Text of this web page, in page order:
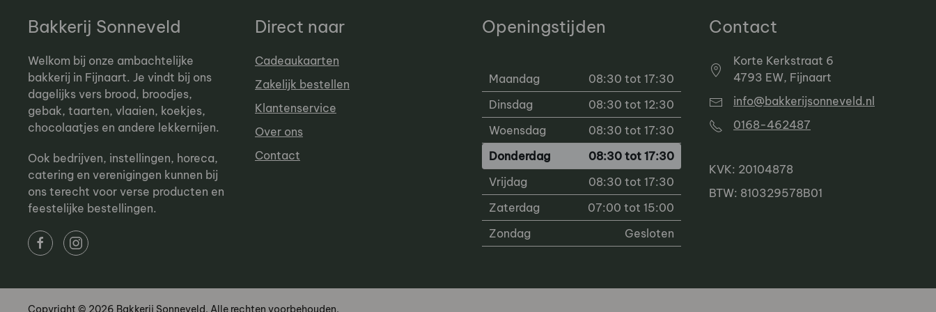
Bakkerij Sonneveld
Welkom bij onze ambachtelijke
bakkerij in Fijnaart. Je vindt bij ons
dagelijks vers brood, broodjes,
gebak, taarten, vlaaien, koekjes,
chocolaatjes en andere lekkernijen.
Ook bedrijven, instellingen, horeca,
catering en verenigingen kunnen bij
ons terecht voor verse producten en
feestelijke bestellingen.
Direct naar
Cadeaukaarten
Zakelijk bestellen
Klantenservice
Over ons
Contact
Openingstijden
Maandag
08:30 tot 17:30
Dinsdag
08:30 tot 12:30
Woensdag
08:30 tot 17:30
Donderdag
08:30 tot 17:30
Vrijdag
08:30 tot 17:30
Zaterdag
07:00 tot 15:00
Zondag
Gesloten
Contact
Korte Kerkstraat 6
4793 EW, Fijnaart
info@bakkerijsonneveld.nl
0168-462487
KVK: 20104878
BTW: 810329578B01
Copyright © 2026 Bakkerij Sonneveld. Alle rechten voorbehouden.